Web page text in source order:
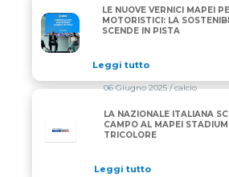
LE NUOVE VERNICI MAPEI
LE NUOVE VERNICI MAPEI
MOTORISTICI: LA
SCENDE IN PISTA
Leggi tutto
06 Giugno 2025/ calcio
LA NAZIONALE ITALIANA
CAMPO AL MAPEI STADIUM
TRICOLORE
Leggi tutto